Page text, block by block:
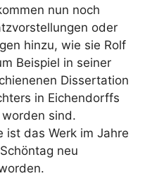
nun noch
oder
hinzu, wie sie Rolf
Beispiel in seiner
Dissertation
in Eichendorffs
worden sind.
ist das Werk im Jahre
neu